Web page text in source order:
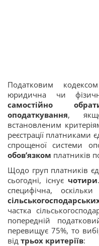
Податковим
юридична чи
самостійно
оподаткування,
встановленим
реєстрації платниками
спрощеної системи
обов’язком платників
Щодо груп платників
сьогодні, існує чотири
специфічна,
частка
попередній
перевищує 75%, то
від трьох критеріїв: